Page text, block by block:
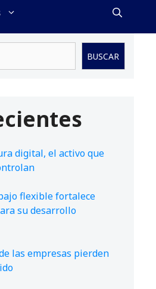
BUSCAR
digital, el activo que
flexible fortalece
su desarrollo
las empresas pierden